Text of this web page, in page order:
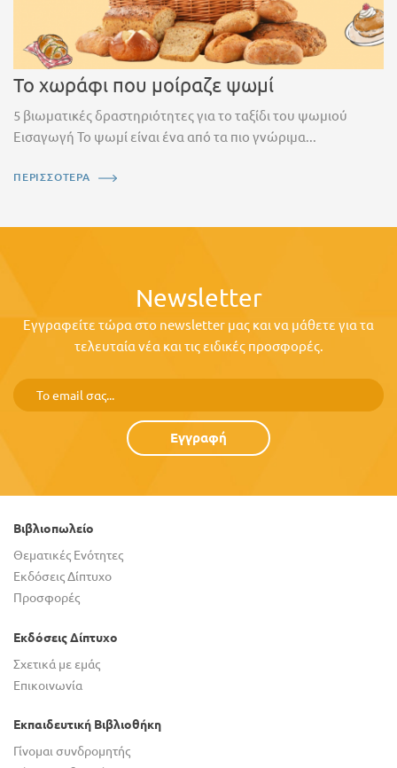
Το χωράφι που μοίραζε ψωμί
5 βιωματικές δραστηριότητες για το ταξίδι του ψωμιού
Εισαγωγή Το ψωμί είναι ένα από τα πιο γνώριμα...
ΠΕΡΙΣΣΟΤΕΡΑ
Newsletter
Εγγραφείτε τώρα στο newsletter μας και να μάθετε για τα
τελευταία νέα και τις ειδικές προσφορές.
Εγγραφή
Βιβλιοπωλείο
Θεματικές Ενότητες
Εκδόσεις Δίπτυχο
Προσφορές
Εκδόσεις Δίπτυχο
Σχετικά με εμάς
Επικοινωνία
Εκπαιδευτική Βιβλιοθήκη
Γίνομαι συνδρομητής